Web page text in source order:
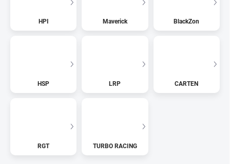
HPI Maverick BlackZon
HSP LRP CARTEN
RGT TURBO RACING